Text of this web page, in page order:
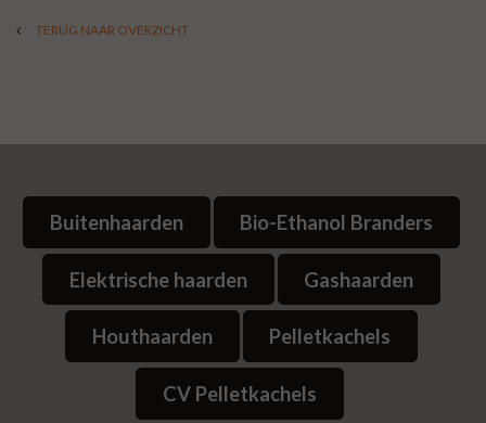
TERUG NAAR OVERZICHT
Buitenhaarden Bio-Ethanol Branders
Elektrische haarden Gashaarden
Houthaarden Pelletkachels
CV Pelletkachels